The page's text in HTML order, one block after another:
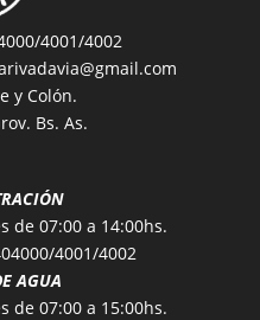
4001/4002
y Colón.
Bs. As.
de 07:00 a 14:00hs.
4001/4002
AGUA
de 07:00 a 15:00hs.